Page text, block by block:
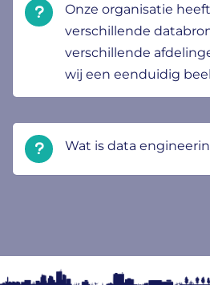
Onze organisatie
verschillende
verschillende
wij een eenduidig
Wat is data